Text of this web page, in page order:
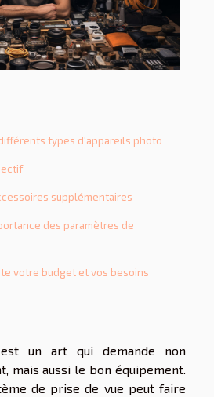
types d'appareils photo
supplémentaires
des paramètres de
votre budget et vos besoins
un art qui demande non
mais aussi le bon équipement.
de prise de vue peut faire